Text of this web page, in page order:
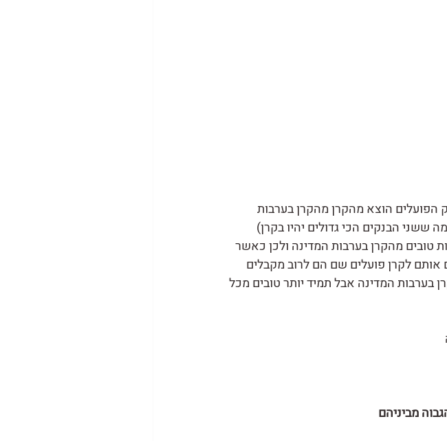
הוצא מהקרן מהקרן בערבות
ששני הבנקים הכי גדולים יהיו בקרן)
טובים מהקרן בערבות המדינה ולכן כאשר
אותם לקרן פועלים שם הם לרוב מקבלים
בערבות המדינה אבל תמיד יותר טובים מכל